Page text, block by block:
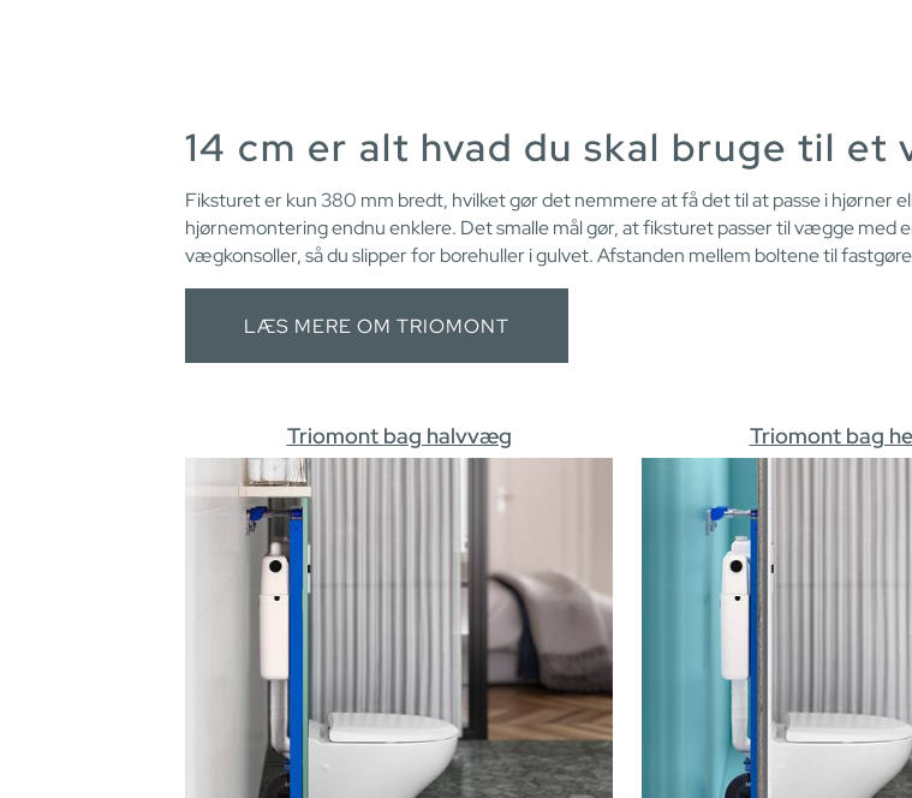
14 cm er alt hvad du skal bruge til
Fiksturet er kun 380 mm bredt, hvilket gør det nemmere at få det til at passe i hjørner
hjørnemontering endnu enklere. Det smalle mål gør, at fiksturet passer til vægge
vægkonsoller, så du slipper for borehuller i gulvet. Afstanden mellem boltene til
LÆS MERE OM TRIOMONT
Triomont bag halvvæg Triomont bag